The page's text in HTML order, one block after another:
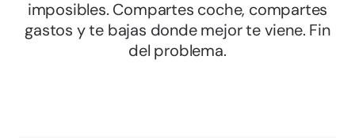
imposibles. Compartes coche, compartes
gastos y te bajas donde mejor te viene. Fin
del problema.